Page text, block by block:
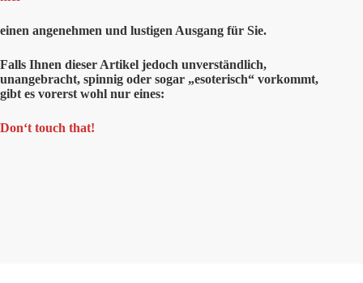
einen angenehmen und lustigen Ausgang für Sie.
Falls Ihnen dieser Artikel jedoch unverständlich,
unangebracht, spinnig oder sogar „esoterisch“ vorkommt,
gibt es vorerst wohl nur eines:
Don‘t touch that!